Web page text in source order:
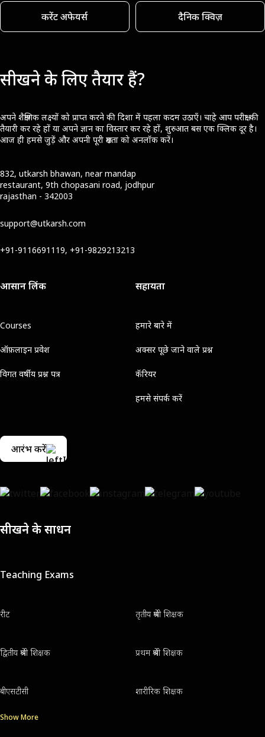
करेंट अफेयर्स दैनिक क्विज़
सीखने के लिए तैयार हैं?
अपने शैक्षणिक लक्ष्यों को प्राप्त करने की दिशा में पहला कदम उठाएँ। चाहे आप परीक्षा की
तैयारी कर रहे हों या अपने ज्ञान का विस्तार कर रहे हों, शुरुआत बस एक क्लिक दूर है।
आज ही हमसे जुड़ें और अपनी पूरी क्षमता को अनलॉक करें।
832, utkarsh bhawan, near mandap
restaurant, 9th chopasani road, jodhpur
rajasthan - 342003
support@utkarsh.com
+91-9116691119, +91-9829213213
आसान लिंक
Courses
ऑफ़लाइन प्रवेश
विगत वर्षीय प्रश्न पत्र
सहायता
हमारे बारे में
अक्सर पूछे जाने वाले प्रश्न
कॅरियर
हमसे संपर्क करें
आरंभ करें
सीखने के साधन
Teaching Exams
रीट तृतीय श्रेणी शिक्षक
द्वितीय श्रेणी शिक्षक प्रथम श्रेणी शिक्षक
बीएसटीसी शारीरिक शिक्षक
Show More